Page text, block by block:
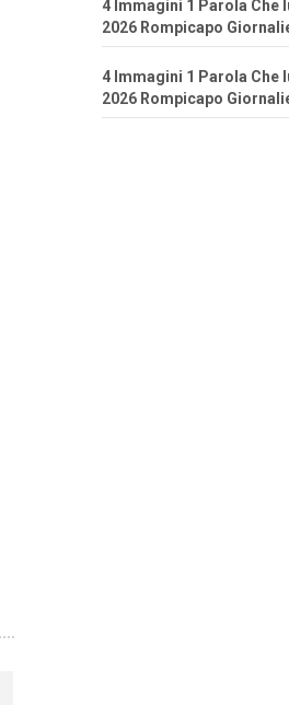
4 Immagini 1 Parola Che
2026 Rompicapo
4 Immagini 1 Parola Che
2026 Rompicapo